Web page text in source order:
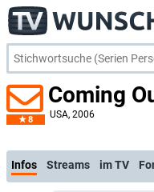
8
Coming
USA, 2006
Infos Streams im TV